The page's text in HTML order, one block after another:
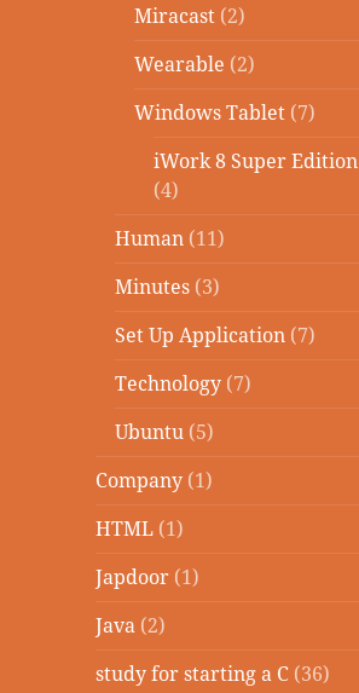
Miracast (2)
Wearable (2)
Windows Tablet (7)
iWork 8 Super Edition
(4)
Human (11)
Minutes (3)
Set Up Application (7)
Technology (7)
Ubuntu (5)
Company (1)
HTML (1)
Japdoor (1)
Java (2)
study for starting a C (36)